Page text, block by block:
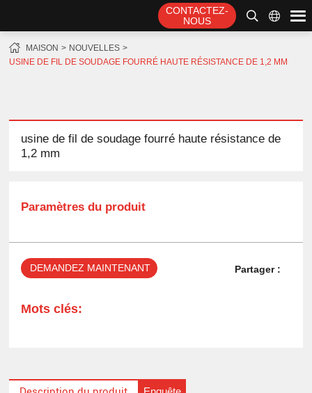
CONTACTEZ-
NOUS
MAISON
NOUVELLES
USINE DE FIL DE SOUDAGE FOURRÉ HAUTE RÉSISTANCE DE 1,2 MM
usine de fil de soudage fourré haute résistance de
1,2 mm
Paramètres du produit
DEMANDEZ MAINTENANT Partager :
Mots clés: